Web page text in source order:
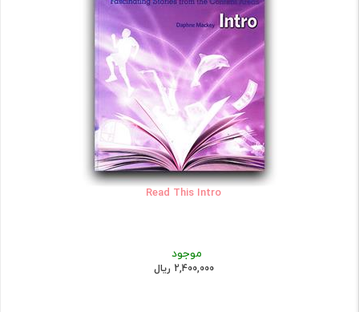
Read This Intro
موجود
2,400,000 ریال